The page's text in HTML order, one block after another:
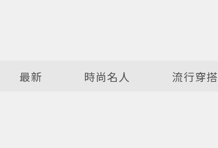
最新 時尚名人 流行穿搭